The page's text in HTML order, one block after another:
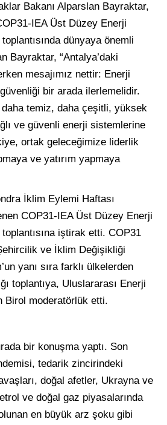
Bakanı Alparslan Bayraktar,
IEA Üst Düzey Enerji
dünyaya önemli
Bayraktar, “Antalya’daki
mesajımız nettir: Enerji
bir arada ilerlemelidir.
temiz, daha çeşitli, yüksek
ve güvenli enerji sistemlerine
ortak geleceğimize liderlik
ve yatırım yapmaya
İklim Eylemi Haftası
COP31-IEA Üst Düzey Enerji
iştirak etti. COP31
ve İklim Değişikliği
yanı sıra farklı ülkelerden
toplantıya, Uluslararası Enerji
Birol moderatörlük etti.
bir konuşma yaptı. Son
tedarik zincirindeki
doğal afetler, Ukrayna ve
ve doğal gaz piyasalarında
en büyük arz şoku gibi